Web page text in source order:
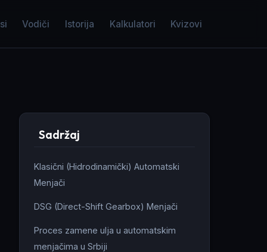
Vodiči Istorija Kalkulatori Kvizovi
Sadržaj
Klasični (Hidrodinamički) Automatski
Menjači
DSG (Direct-Shift Gearbox) Menjači
Proces zamene ulja u automatskim
menjačima u Srbiji